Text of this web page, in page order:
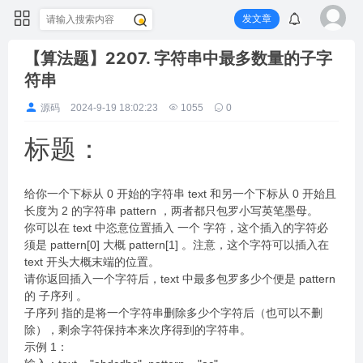
发文章
【算法题】2207. 字符串中最多数量的子字
符串
源码 2024-9-19 18:02:23 1055 0
标题：
给你一个下标从 0 开始的字符串 text 和另一个下标从 0 开始且
长度为 2 的字符串 pattern ，两者都只包罗小写英笔墨母。
你可以在 text 中恣意位置插入 一个 字符，这个插入的字符必
须是 pattern[0] 大概 pattern[1] 。注意，这个字符可以插入在
text 开头大概末端的位置。
请你返回插入一个字符后，text 中最多包罗多少个便是 pattern
的 子序列 。
子序列 指的是将一个字符串删除多少个字符后（也可以不删
除），剩余字符保持本来次序得到的字符串。
示例 1：